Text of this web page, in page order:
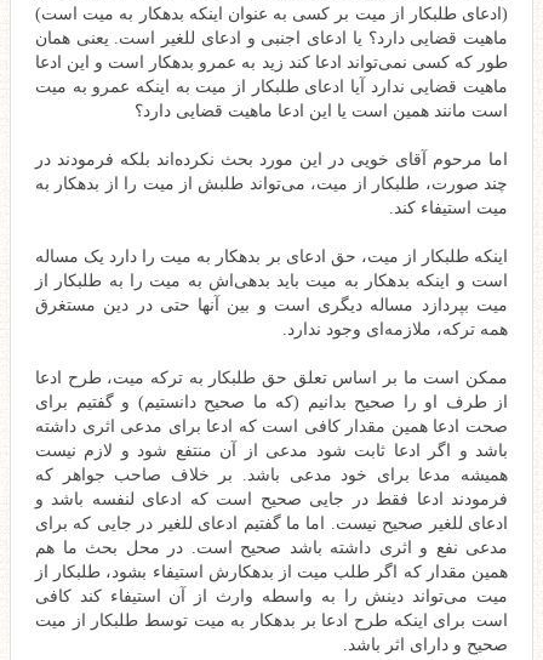
(ادعای طلبکار از میت بر کسی به عنوان اینکه بدهکار به میت است)
ماهیت قضایی دارد؟ یا ادعای اجنبی و ادعای للغیر است. یعنی همان
طور که کسی نمی‌تواند ادعا کند زید به عمرو بدهکار است و این ادعا
ماهیت قضایی ندارد آیا ادعای طلبکار از میت به اینکه عمرو به میت
است مانند همین است یا این ادعا ماهیت قضایی دارد؟
اما مرحوم آقای خویی در این مورد بحث نکرده‌اند بلکه فرمودند در
چند صورت، طلبکار از میت، می‌تواند طلبش از میت را از بدهکار به
میت استیفاء کند.
اینکه طلبکار از میت، حق ادعای بر بدهکار به میت را دارد یک مساله
است و اینکه بدهکار به میت باید بدهی‌اش به میت را به طلبکار از
میت بپردازد مساله دیگری است و بین آنها حتی در دین مستغرق
همه ترکه، ملازمه‌ای وجود ندارد.
ممکن است ما بر اساس تعلق حق طلبکار به ترکه میت، طرح ادعا
از طرف او را صحیح بدانیم (که ما صحیح دانستیم) و گفتیم برای
صحت ادعا همین مقدار کافی است که ادعا برای مدعی اثری داشته
باشد و اگر ادعا ثابت شود مدعی از آن منتفع شود و لازم نیست
همیشه مدعا برای خود مدعی باشد. بر خلاف صاحب جواهر که
فرمودند ادعا فقط در جایی صحیح است که ادعای لنفسه باشد و
ادعای للغیر صحیح نیست. اما ما گفتیم ادعای للغیر در جایی که برای
مدعی نفع و اثری داشته باشد صحیح است. در محل بحث ما هم
همین مقدار که اگر طلب میت از بدهکارش استیفاء بشود، طلبکار از
میت می‌تواند دینش را به واسطه وارث از آن استیفاء کند کافی
است برای اینکه طرح ادعا بر بدهکار به میت توسط طلبکار از میت
صحیح و دارای اثر باشد.